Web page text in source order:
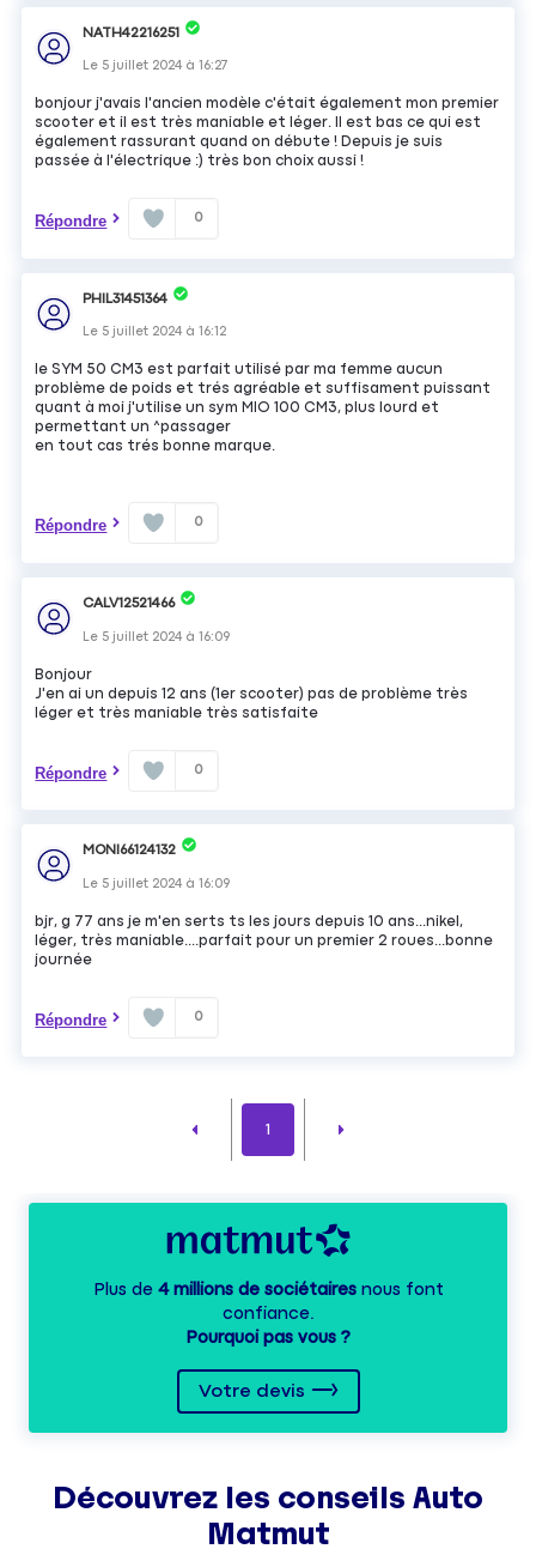
NATH42216251
Le 5 juillet 2024 à16:27
bonjour j'avais l'ancien modèle c'était également mon premier
scooter et il est très maniable et léger. Il est bas ce qui est
également rassurant quand on débute ! Depuis je suis
passée à l'électrique :) très bon choix aussi !
Répondre 0
PHIL31451364
Le 5 juillet 2024 à16:12
le SYM 50 CM3 est parfait utilisé par ma femme aucun
problème de poids et trés agréable et suffisament puissant
quant à moi j'utilise un sym MIO 100 CM3, plus lourd et
permettant un ^passager
en tout cas trés bonne marque.
Répondre 0
CALV12521466
Le 5 juillet 2024 à16:09
Bonjour
J'en ai un depuis 12 ans (1er scooter) pas de problème très
léger et très maniable très satisfaite
Répondre 0
MONI66124132
Le 5 juillet 2024 à16:09
bjr, g 77 ans je m'en serts ts les jours depuis 10 ans...nikel,
léger, très maniable....parfait pour un premier 2 roues...bonne
journée
Répondre 0
1
Plus de 4 millions de sociétairesnous font
confiance.
Pourquoi pas vous ?
Votre devis
Découvrez les conseils Auto
Matmut